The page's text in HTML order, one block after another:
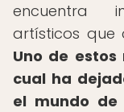
encuentra
artísticos que
Uno de
cual ha
el mundo